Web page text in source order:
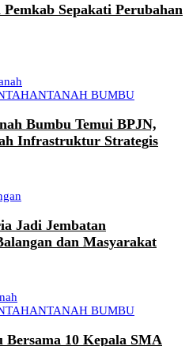
Sepakati Perubahan
TANAH BUMBU
Bumbu Temui BPJN,
Infrastruktur Strategis
Jadi Jembatan
dan Masyarakat
TANAH BUMBU
Bersama 10 Kepala SMA